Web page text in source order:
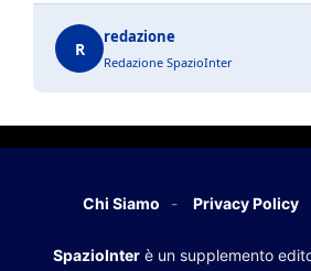
R
redazione
Redazione SpazioInter
Chi Siamo Privacy Policy
SpazioInter è un supplemento